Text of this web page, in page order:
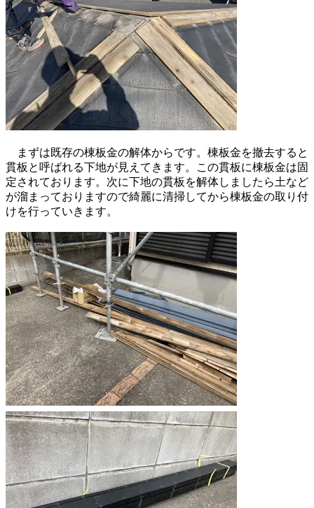
まずは既存の棟板金の解体からです。棟板金を撤去すると
貫板と呼ばれる下地が見えてきます。この貫板に棟板金は固
定されております。次に下地の貫板を解体しましたら土など
が溜まっておりますので綺麗に清掃してから棟板金の取り付
けを行っていきます。